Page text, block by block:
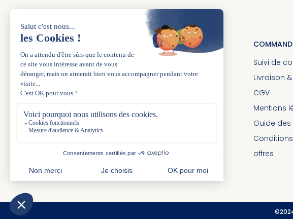
L’esprit de famille depuis 1983
A PROPOS
Nos boutiques
Suivi de
Livraison
CGV
Mentions
Guide des
offres